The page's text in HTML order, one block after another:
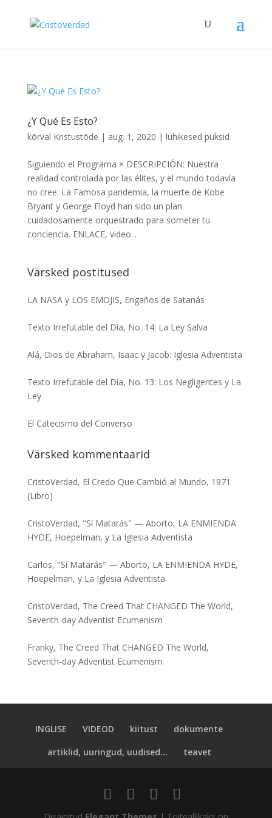
¿Y Qué Es Esto?
kõrval Kristustõde | aug. 1, 2020 | lühikesed püksid
Siguiendo el Programa × DESCRIPCIÓN: Nuestra
realidad controlada por las élites, y el mundo todavía
no cree. La Famosa pandemia, la muerte de Kobe
Bryant y George Floyd han sido un plan
cuidadosamente orquestrado para someter tu
conciencia. ENLACE, video...
Värsked postitused
LA NASA y LOS EMOJIS, Engaños de Satanás
Texto Irrefutable del Día, No. 14: La Ley Salva
Alá, Dios de Abraham, Isaac y Jacob: Iglesia Adventista
Texto Irrefutable del Día, No. 13: Los Negligentes y La
Ley
El Catecismo del Converso
Värsked kommentaarid
CristoVerdad, El Credo Que Cambió al Mundo, 1971
(Libro)
CristoVerdad, "Sí Matarás" — Aborto, LA ENMIENDA
HYDE, Hoepelman, y La Iglesia Adventista
Carlos, "Sí Matarás" — Aborto, LA ENMIENDA HYDE,
Hoepelman, y La Iglesia Adventista
CristoVerdad, The Creed That CHANGED The World,
Seventh-day Adventist Ecumenism
Franky, The Creed That CHANGED The World,
Seventh-day Adventist Ecumenism
INGLISE VIDEOD kiitust
dokumente
artiklid, uuringud, uudised...
teavet